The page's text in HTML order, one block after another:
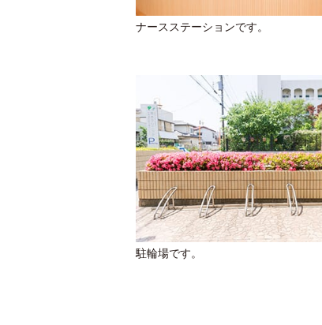
ナースステーションです。
駐輪場です。